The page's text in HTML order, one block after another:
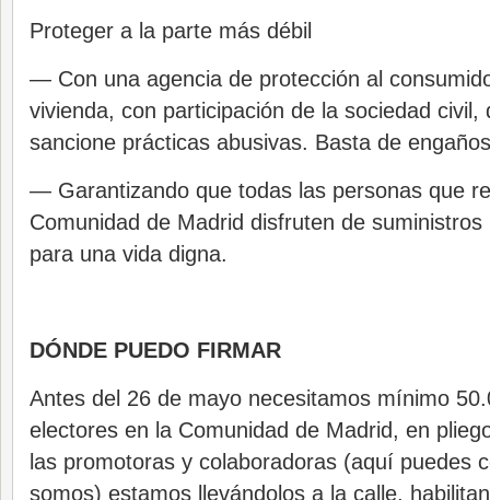
Proteger a la parte más débil
— Con una agencia de protección al
vivienda, con participación de la sociedad
sancione prácticas abusivas. Basta de
— Garantizando que todas las personas que
Comunidad de Madrid disfruten de
para una vida digna.
DÓNDE PUEDO FIRMAR
Antes del 26 de mayo necesitamos mínimo
electores en la Comunidad de Madrid, en
las promotoras y colaboradoras (aquí puedes
somos) estamos llevándolos a la calle,